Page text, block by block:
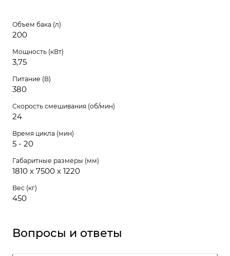
Объем бака (л)
200
Мощность (кВт)
3,75
Питание (В)
380
Скорость смешивания (об/мин)
24
Время цикла (мин)
5 - 20
Габаритные размеры (мм)
1810 х 7500 х 1220
Вес (кг)
450
Вопросы и ответы